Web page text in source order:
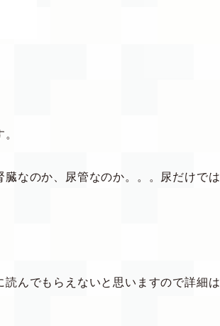
なのか、尿管なのか。。。尿だけでは
んでもらえないと思いますので詳細は